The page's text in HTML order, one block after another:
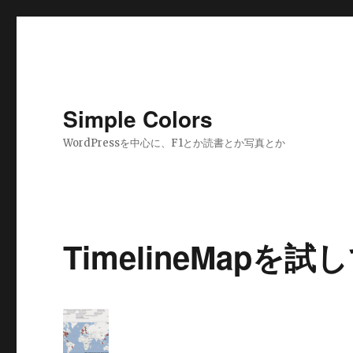
Simple Colors
WordPressを中心に、F1とか読書とか写真とか
TimelineMapを試